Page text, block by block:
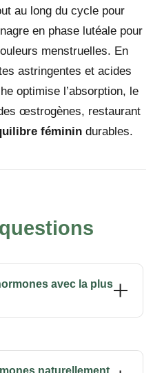
au long du cycle pour
en phase lutéale pour
menstruelles. En
astringentes et acides
optimise l’absorption, le
œstrogènes, restaurant
féminin durables.
avec la plus